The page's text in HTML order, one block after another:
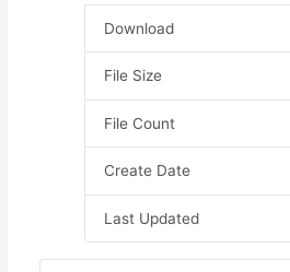
Download
File Size
File Count
Create Date
Last Updated